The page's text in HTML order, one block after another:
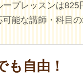
プレッスンは825
能な講師・科目
も自由！